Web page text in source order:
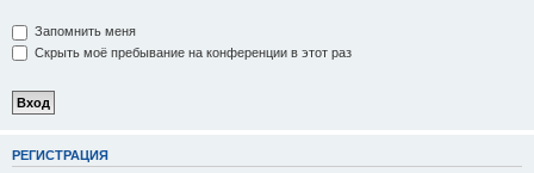
Запомнить меня
Скрыть моё пребывание на конференции в этот раз
РЕГИСТРАЦИЯ